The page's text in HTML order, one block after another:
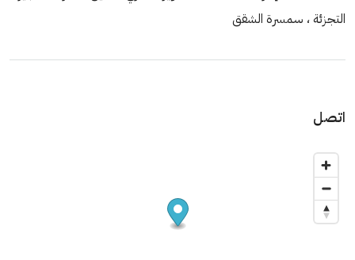
التجزئة ، سمسرة الشقق
اتصل